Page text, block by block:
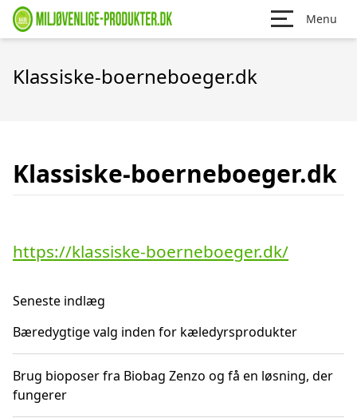
Menu
Klassiske-boerneboeger.dk
Klassiske-boerneboeger.dk
https://klassiske-boerneboeger.dk/
Seneste indlæg
Bæredygtige valg inden for kæledyrsprodukter
Brug bioposer fra Biobag Zenzo og få en løsning, der
fungerer